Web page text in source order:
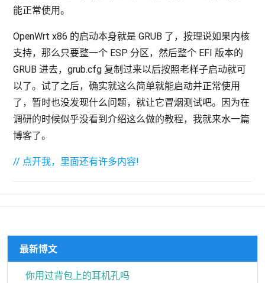
能正常使用。
OpenWrt x86 的启动本身就是 GRUB 了，按理说如果内核
支持，那么只要整一个 ESP 分区，然后整个 EFI 版本的
GRUB 进去，grub.cfg 复制过来以后按照老样子启动就可
以了。试了之后，确实就这么简单就能启动并正常使用
了，暂时也没发现什么问题，就让它冒烟测试吧。因为在
调研的时候似乎没看到介绍这么做的教程，我就来水一篇
博客了。
// 点开我，里面还有许多内容!
最新博文
你用过背包上的耳机孔吗